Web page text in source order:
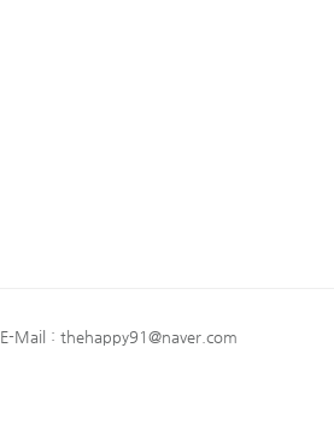
E-Mail : thehappy91@naver.com